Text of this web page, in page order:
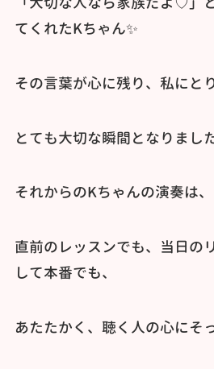
てくれたKちゃん✨️
その言葉が心に残り、私にと
とても大切な瞬間となりまし
それからのKちゃんの演奏は、
直前のレッスンでも、当日の
して本番でも、
あたたかく、聴く人の心にそ